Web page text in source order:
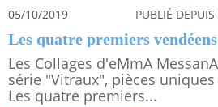
05/10/2019 PUBLIÉ
Les quatre premiers
Les Collages d'eMmA
série "Vitraux", pièces
Les quatre premiers...